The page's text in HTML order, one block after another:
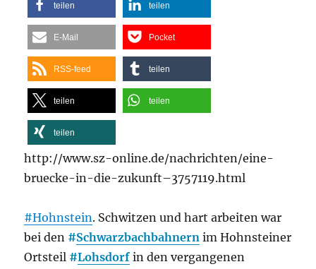
teilen teilen
E-Mail Pocket
RSS-feed teilen
teilen teilen
teilen
http://www.sz-online.de/nachrichten/eine-
bruecke-in-die-zukunft–3757119.html
#Hohnstein. Schwitzen und hart arbeiten war
bei den #Schwarzbachbahnern im Hohnsteiner
Ortsteil #Lohsdorf in den vergangenen